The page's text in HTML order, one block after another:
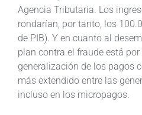
Agencia Tributaria. Los
rondarían, por tanto, los
de PIB). Y en cuanto al
plan contra el fraude está
generalización de los pagos
más extendido entre las
incluso en los micropagos.